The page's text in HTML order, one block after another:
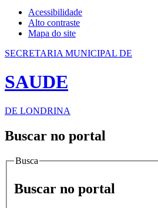
Acessibilidade
Alto contraste
Mapa do site
SECRETARIA MUNICIPAL DE
SAUDE
DE LONDRINA
Buscar no portal
Busca
Buscar no portal